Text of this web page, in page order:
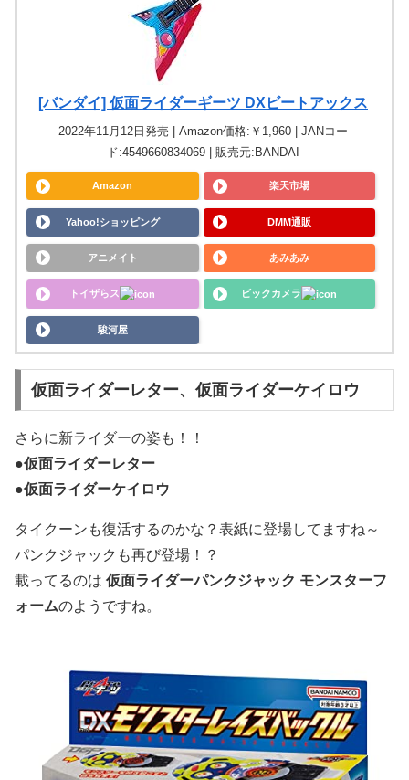
[バンダイ] 仮面ライダーギーツ DXビートアックス
2022年11月12日発売 | Amazon価格:￥1,960 | JANコー
ド:4549660834069 | 販売元:BANDAI
Amazon 楽天市場
Yahoo!ショッピング DMM通販
アニメイト あみあみ
トイザらス ビックカメラ
駿河屋
仮面ライダーレター、仮面ライダーケイロウ
さらに新ライダーの姿も！！
●仮面ライダーレター
●仮面ライダーケイロウ
タイクーンも復活するのかな？表紙に登場してますね～
パンクジャックも再び登場！？
載ってるのは 仮面ライダーパンクジャック モンスターフ
ォームのようですね。